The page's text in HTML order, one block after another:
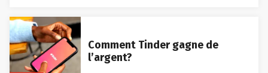
Comment Tinder gagne de
l’argent?